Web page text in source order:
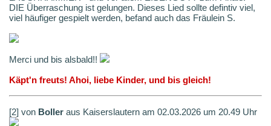
DIE Überraschung ist gelungen. Dieses Lied sollte defintiv viel,
viel häufiger gespielt werden, befand auch das Fräulein S.
Merci und bis alsbald!!
Käpt'n freuts! Ahoi, liebe Kinder, und bis gleich!
[2] von Boller aus Kaiserslautern am 02.03.2026 um 20.49 Uhr